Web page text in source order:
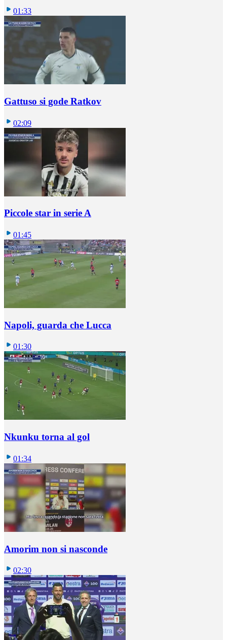
01:33
Gattuso si gode Ratkov
02:09
Piccole star in serie A
01:45
Napoli, guarda che Lucca
01:30
Nkunku torna al gol
01:34
Amorim non si nasconde
02:30